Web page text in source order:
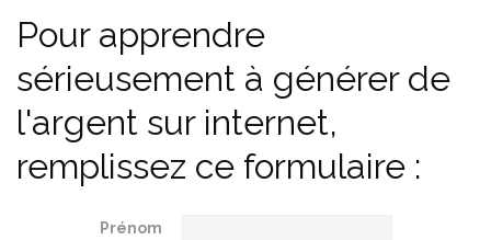
Pour apprendre
sérieusement à générer de
l'argent sur internet,
remplissez ce formulaire :
Prénom